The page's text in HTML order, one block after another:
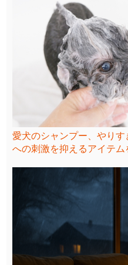
愛犬のシャンプー、やり
への刺激を抑えるアイテム